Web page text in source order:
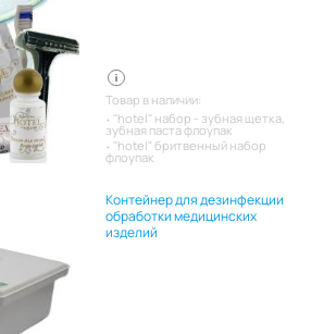
Товар в наличии:
"hotel" набор - зубная щетка,
зубная паста флоупак
"hotel" бритвенный набор
флоупак
Контейнер для дезинфекции
обработки медицинских
изделий